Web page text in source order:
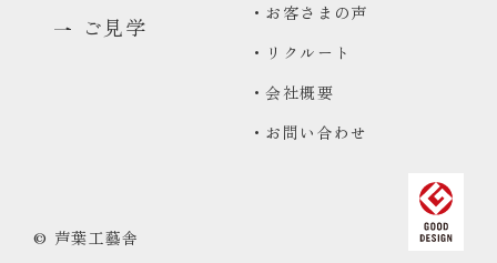
© 芦葉工藝舎
ご見学
・お客さまの声
・リクルート
・会社概要
・お問い合わせ
平日9:00〜17:00